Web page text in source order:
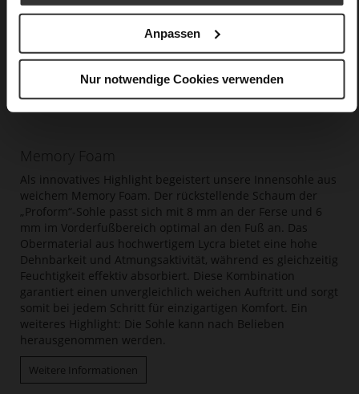
Anpassen
Nur notwendige Cookies verwenden
Memory Foam
Als innovatives Highlight begeistert unsere Innensohle aus
weichem Memory Foam. Der rückstellende Schaum der
„Proform“-Sohle passt sich mit 8 mm an der Ferse und 6
mm im Vorderfußbereich optimal an den Fuß an. Das
Obermaterial aus hochwertigem Lycra bietet eine hohe
Dehnbarkeit und Atmungsaktivität, während es gleichzeitig
Feuchtigkeit effektiv absorbiert. Diese Kombination
garantiert einen unvergleichlich weichen Auftritt und sorgt
somit bei jedem Schritt für einzigartigen Komfort. Ein
weiteres Highlight: Die Sohle kann nach Belieben
herausgenommen werden.
Weitere Informationen